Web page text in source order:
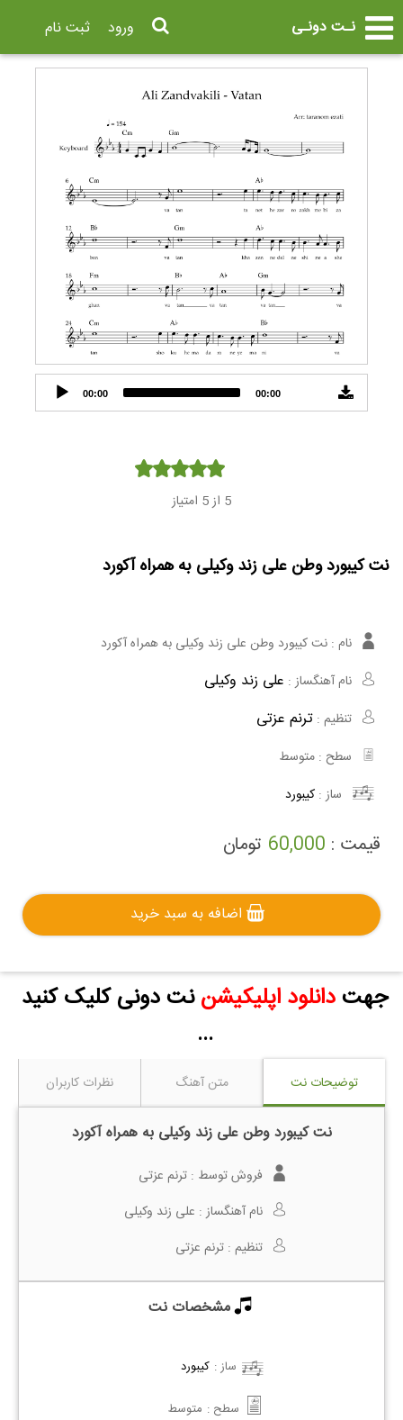
نـت دونـی ثبت نام ورود
Audio
Player
00:00 00:00
5 از 5 امتیاز
نت کیبورد وطن علی زند وکیلی به همراه آکورد
نام : نت کیبورد وطن علی زند وکیلی به همراه آکورد
نام آهنگساز : علی زند وکیلی
تنظیم : ترنم عزتی
سطح : متوسط
ساز : کیبورد
قیمت : 60,000 تومان
اضافه به سبد خرید
جهتدانلود اپلیکیشن نت دونی کلیک کنید
...
توضیحات نت متن آهنگ نظرات کاربران
نت کیبورد وطن علی زند وکیلی به همراه آکورد
فروش توسط : ترنم عزتی
نام آهنگساز : علی زند وکیلی
تنظیم : ترنم عزتی
مشخصات نت
ساز : کیبورد
سطح : متوسط